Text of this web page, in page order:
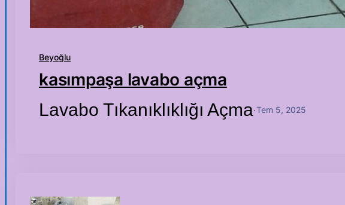
Beyoğlu
kasımpaşa lavabo açma
Lavabo Tıkanıklıklığı Açma·Tem 5, 2025